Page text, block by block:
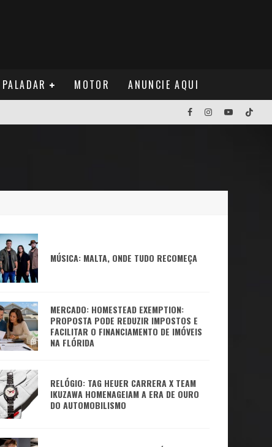
PALADAR MOTOR ANUNCIE AQUI
EUA
MÚSICA: MALTA, ONDE TUDO RECOMEÇA
MERCADO: HOMESTEAD EXEMPTION:
PROPOSTA PODE REDUZIR IMPOSTOS E
FACILITAR O FINANCIAMENTO DE IMÓVEIS
NA FLÓRIDA
RELÓGIO: TAG HEUER CARRERA X TEAM
IKUZAWA HOMENAGEIAM A ERA DE OURO
DO AUTOMOBILISMO